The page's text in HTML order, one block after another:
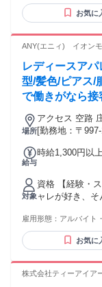
方 ・安定して
ことが好きな方 ・
す。 【あなたの経験が活かせる3つのポイント】 ①接客・販
ぐに活躍できま
トドアや趣味
方は 知識や興味を活かせま
品出しや売場
れを理解しや
お気に
ANY(エニィ) イオンモ
レディースア
型/髪色/ピアス/
で働きがなら接
場所
アクセス 空路
約61分、ＪＲ
[勤務地：〒
給与
時給1,300円以
払い
対象
資格 【経験・
ャレが好き、
迎！ ☆経験に応じ
方におすすめ
っこよく変身
働けます。
雇用形態： アルバイト
お気に
株式会社ティーアイア